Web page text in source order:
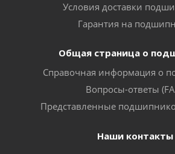
Условия доставки
Гарантия на
Общая страница о
Справочная информация о
Вопросы-ответы
Представленные
Наши контакты